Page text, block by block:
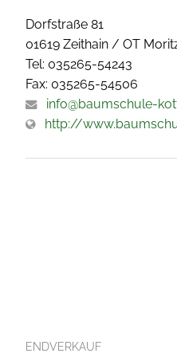
Dorfstraße 81
01619 Zeithain / OT
Tel: 035265-54243
Fax: 035265-54506
info@baumschule-
http://
ENDVERKAUF